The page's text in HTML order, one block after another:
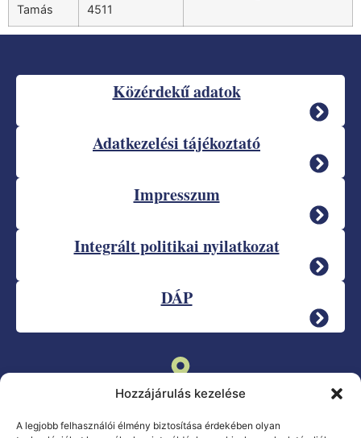
Hozzájárulás kezelése
A legjobb felhasználói élmény biztosítása érdekében olyan
Tamás
4511
Közérdekű adatok
Adatkezelési tájékoztató
Impresszum
Integrált politikai nyilatkozat
DÁP
Eger, Zalár József u. 1-3.